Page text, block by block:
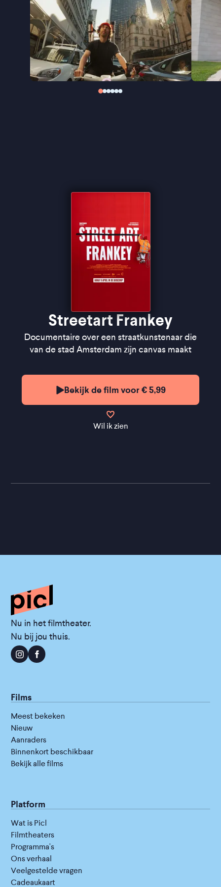
eigenzinnig kunstenaarschap uit Amsterdam. In
Streetart Frankeyvolgt hij Frankey tussen
Amsterdam en New York, tussen straat en
museum, en tussen grap en maatschappelijk
statement. Een energiek portret van een
kunstenaar die bewijst dat een klein kunstwerk
soms genoeg is om je perspectief te veranderen.
Streetart Frankey
Documentaire over een straatkunstenaar die
van de stad Amsterdam zijn canvas maakt
Bekijk de film voor € 5,99
Wil ik zien
Nu in het filmtheater.
Nu bij jou thuis.
Films
Meest bekeken
Nieuw
Aanraders
Binnenkort beschikbaar
Bekijk alle films
Platform
Wat is Picl
Filmtheaters
Programma's
Ons verhaal
Veelgestelde vragen
Cadeaukaart